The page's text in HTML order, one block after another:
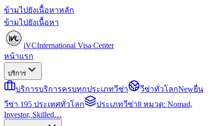
ข้ามไปยังเนื้อหาหลัก
ข้ามไปยังเนื้อหา
iVCInternational Visa Center
หน้าแรก
บริการ
บริการบริการครบทุกประเภทวีซ่า วีซ่าทั่วโลกNewยื่น
วีซ่า 195 ประเทศทั่วโลก
ประเภทวีซ่า8 หมวด: Nomad,
Investor, Skilled…